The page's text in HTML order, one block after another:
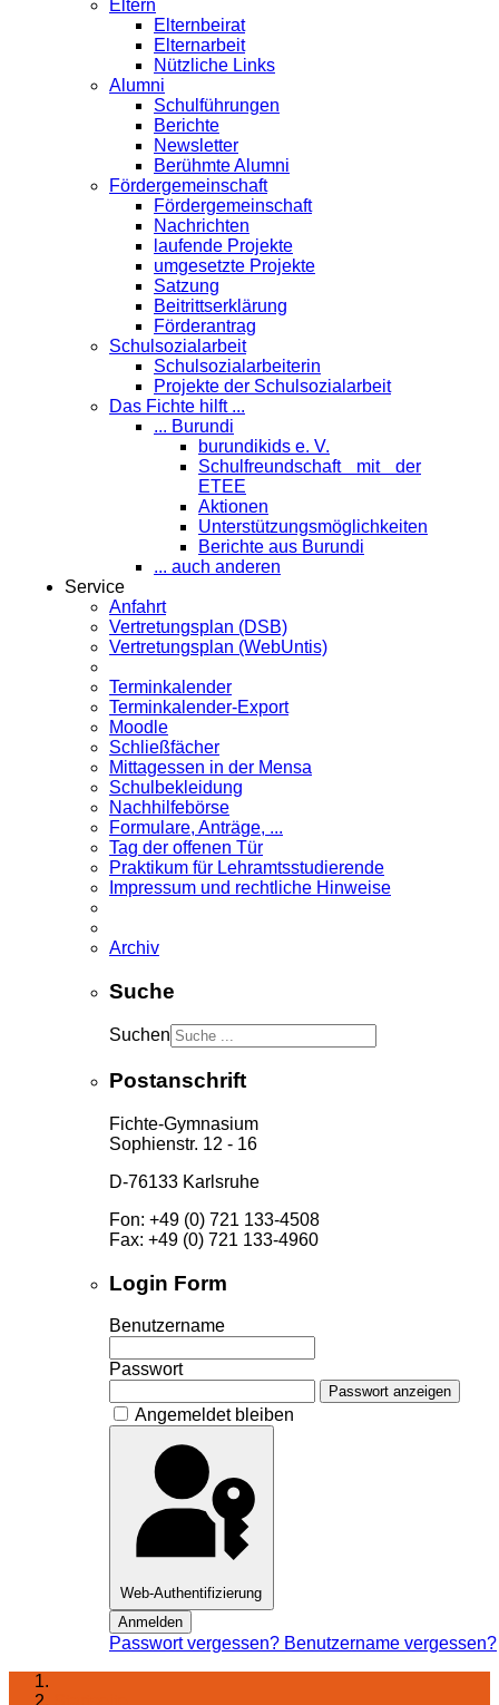
Eltern
Elternbeirat
Elternarbeit
Nützliche Links
Alumni
Schulführungen
Berichte
Newsletter
Berühmte Alumni
Förder­gemeinschaft
Fördergemeinschaft
Nachrichten
laufende Projekte
umgesetzte Projekte
Satzung
Beitrittserklärung
Förderantrag
Schul­sozialarbeit
Schulsozialarbeiterin
Projekte der Schulsozialarbeit
Das Fichte hilft ...
... Burundi
burundikids e. V.
Schulfreundschaft mit der
ETEE
Aktionen
Unterstützungsmöglichkeiten
Berichte aus Burundi
... auch anderen
Service
Anfahrt
Vertretungsplan (DSB)
Vertretungsplan (WebUntis)
Terminkalender
Terminkalender-Export
Moodle
Schließfächer
Mittagessen in der Mensa
Schulbekleidung
Nachhilfebörse
Formulare, Anträge, ...
Tag der offenen Tür
Praktikum für Lehramts­studierende
Impressum und rechtliche Hinweise
Archiv
Suche
Suchen
Postanschrift
Fichte-Gymnasium
Sophienstr. 12 - 16
D-76133 Karlsruhe
Fon: +49 (0) 721 133-4508
Fax: +49 (0) 721 133-4960
Login Form
Benutzername
Passwort
Passwort anzeigen
Angemeldet bleiben
Web-Authentifizierung
Anmelden
Passwort vergessen? Benutzername vergessen?